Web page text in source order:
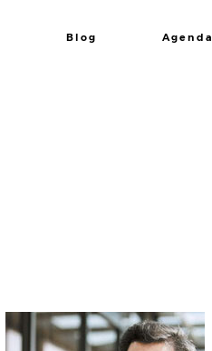
Blog Agenda